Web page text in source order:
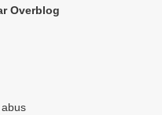
Overblog